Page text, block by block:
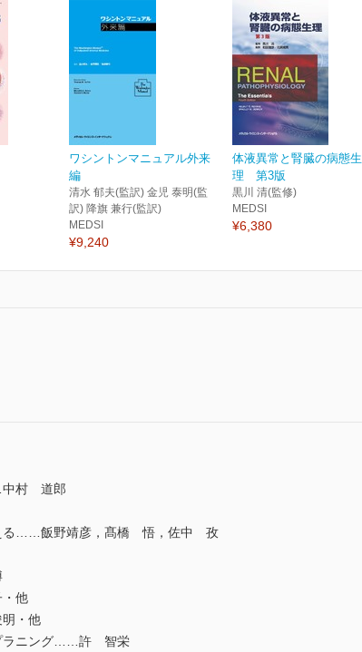
ワシントンマニュアル外来
編
清水 郁夫(監訳) 金児 泰明(監
訳) 降旗 兼行(監訳)
MEDSI
¥9,240
体液異常と腎臓の病態生
理 第3版
黒川 清(監修)
MEDSI
¥6,380
中村 道郎
える……飯野靖彦，髙橋 悟，佐中 孜
他
・他
ラニング……許 智栄